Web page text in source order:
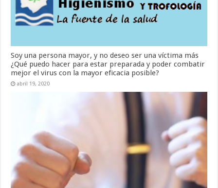
Soy una persona mayor, y no deseo ser una víctima más
¿Qué puedo hacer para estar preparada y poder combatir
mejor el virus con la mayor eficacia posible?
abril 19, 2020